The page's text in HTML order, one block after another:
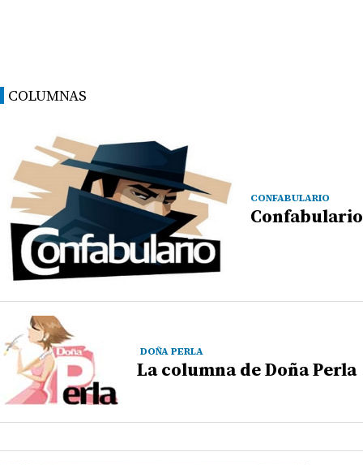
COLUMNAS
CONFABULARIO
Confabulario
DOÑA PERLA
La columna de Doña Perla